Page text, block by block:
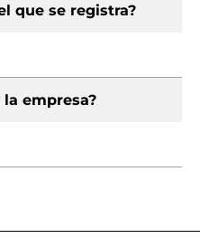
que se registra?
empresa?